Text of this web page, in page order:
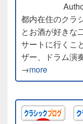
都内在住のクラ
とお酒が好きな
サートに行くこ
ザー、ドラム演
→more